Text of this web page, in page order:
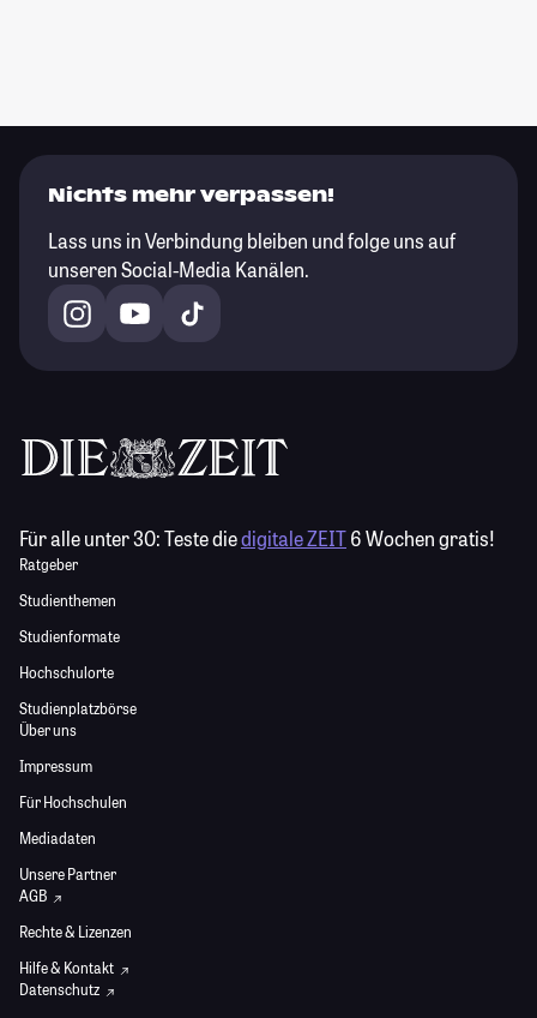
Nichts mehr verpassen!
Lass uns in Verbindung bleiben und folge uns auf
unseren Social-Media Kanälen.
Für alle unter 30:Teste diedigitale ZEIT6 Wochen gratis!
Ratgeber
Studienthemen
Studienformate
Hochschulorte
Studienplatzbörse
Über uns
Impressum
Für Hochschulen
Mediadaten
Unsere Partner
AGB
Rechte & Lizenzen
Hilfe & Kontakt
Datenschutz